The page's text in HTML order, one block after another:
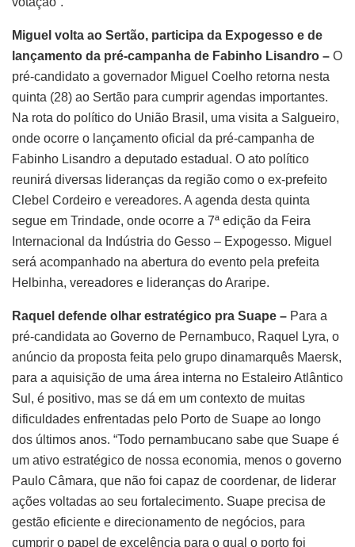
Miguel volta ao Sertão, participa da Expogesso e de
lançamento da pré-campanha de Fabinho Lisandro – O
pré-candidato a governador Miguel Coelho retorna nesta
quinta (28) ao Sertão para cumprir agendas importantes.
Na rota do político do União Brasil, uma visita a Salgueiro,
onde ocorre o lançamento oficial da pré-campanha de
Fabinho Lisandro a deputado estadual. O ato político
reunirá diversas lideranças da região como o ex-prefeito
Clebel Cordeiro e vereadores. A agenda desta quinta
segue em Trindade, onde ocorre a 7ª edição da Feira
Internacional da Indústria do Gesso – Expogesso. Miguel
será acompanhado na abertura do evento pela prefeita
Helbinha, vereadores e lideranças do Araripe.
Raquel defende olhar estratégico pra Suape – Para a
pré-candidata ao Governo de Pernambuco, Raquel Lyra, o
anúncio da proposta feita pelo grupo dinamarquês Maersk,
para a aquisição de uma área interna no Estaleiro Atlântico
Sul, é positivo, mas se dá em um contexto de muitas
dificuldades enfrentadas pelo Porto de Suape ao longo
dos últimos anos. “Todo pernambucano sabe que Suape é
um ativo estratégico de nossa economia, menos o governo
Paulo Câmara, que não foi capaz de coordenar, de liderar
ações voltadas ao seu fortalecimento. Suape precisa de
gestão eficiente e direcionamento de negócios, para
cumprir o papel de excelência para o qual o porto foi